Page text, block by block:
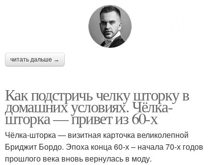
читать дальше →
Как подстричь челку шторку в
домашних условиях. Чёлка-
шторка — привет из 60-х
Чёлка-шторка — визитная карточка великолепной
Бриджит Бордо. Эпоха конца 60-х – начала 70-х годов
прошлого века вновь вернулась в моду.